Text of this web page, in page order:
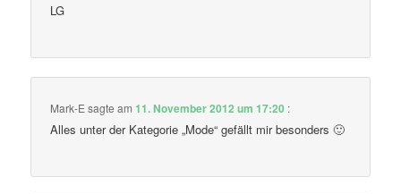
LG
Mark-E sagte am11. November 2012 um 17:20 :
Alles unter der Kategorie „Mode“ gefällt mir besonders 🙂